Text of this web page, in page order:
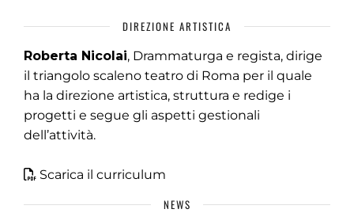
DIREZIONE ARTISTICA
Roberta Nicolai, Drammaturga e regista, dirige
il triangolo scaleno teatro di Roma per il quale
ha la direzione artistica, struttura e redige i
progetti e segue gli aspetti gestionali
dell’attività.
Scarica il curriculum
NEWS